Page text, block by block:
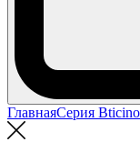
ГлавнаяСерия